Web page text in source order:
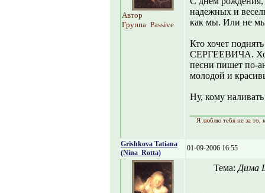
Автор
Группа: Passive
надежных и
как мы. Или не
Кто хочет
СЕРГЕЕВИЧА.
песни пишет по-
молодой и
Ну, кому
Я люблю тебя не за то,
Grishkova Tatiana
(Nina_Rotta)
01-09-2006 16:55
Тема: Дима